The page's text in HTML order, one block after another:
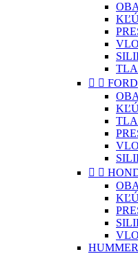
  FORD
 
HUMMER